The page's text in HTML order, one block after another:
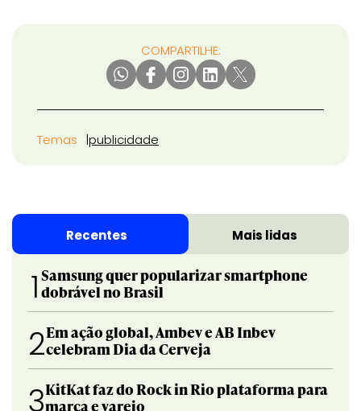
COMPARTILHE:
Temas publicidade
Recentes Mais lidas
1 Samsung quer popularizar smartphone
dobrável no Brasil
2Em ação global, Ambev e AB Inbev
celebram Dia da Cerveja
3KitKat faz do Rock in Rio plataforma para
marca e varejo